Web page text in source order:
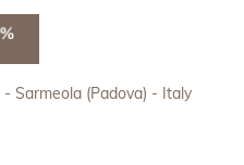
Sarmeola (Padova) - Italy